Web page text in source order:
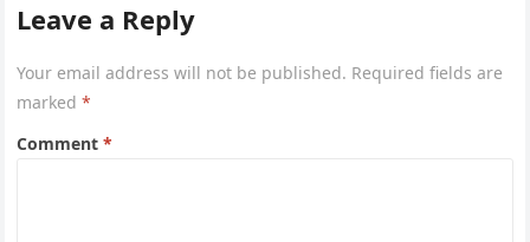
Leave a Reply
Your email address will not be published. Required fields are
marked*
Comment*